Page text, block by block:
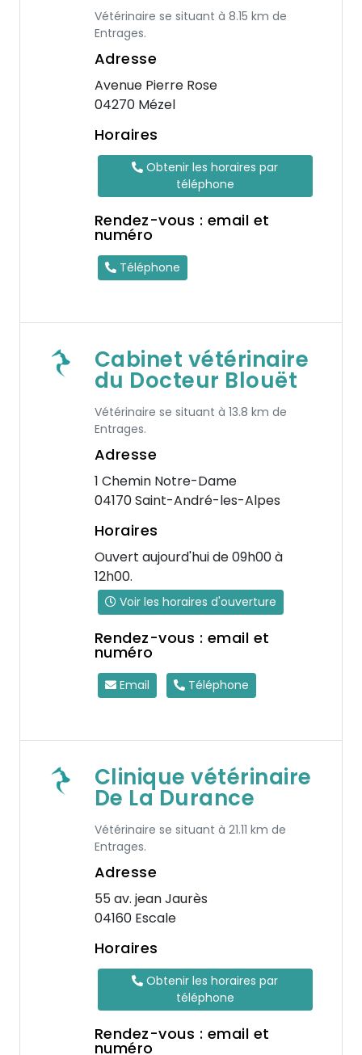
Vétérinaire se situant à 8.15 km de
Entrages.
Adresse
Avenue Pierre Rose
04270 Mézel
Horaires
Obtenir les horaires par
téléphone
Rendez-vous : email et
numéro
Téléphone
Cabinet vétérinaire
du Docteur Blouët
Vétérinaire se situant à 13.8 km de
Entrages.
Adresse
1 Chemin Notre-Dame
04170 Saint-André-les-Alpes
Horaires
Ouvert aujourd'hui de 09h00 à
12h00.
Voir les horaires d'ouverture
Rendez-vous : email et
numéro
Email Téléphone
Clinique vétérinaire
De La Durance
Vétérinaire se situant à 21.11 km de
Entrages.
Adresse
55 av. jean Jaurès
04160 Escale
Horaires
Obtenir les horaires par
téléphone
Rendez-vous : email et
numéro